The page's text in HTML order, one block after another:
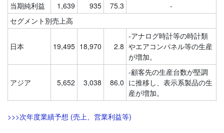
当期純利益
1,639 935 75.3
-
セグメント別売上高
日本 19,495 18,970 2.8
-アナログ時計等の時計類
やエアコンパネル等の生産
が増加。
アジア 5,652 3,038 86.0
-顧客先の生産台数が堅調
に推移し、表示系製品の生
産が増加。
>>>次年度業績予想 (売上、営業利益等)